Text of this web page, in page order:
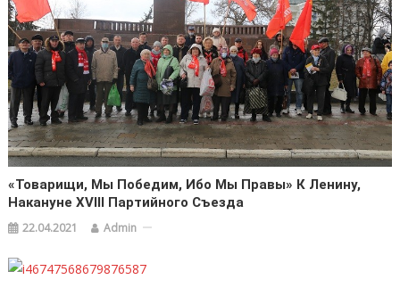
«Товарищи, Мы Победим, Ибо Мы Правы» К Ленину,
Накануне XVIII Партийного Съезда
22.04.2021 Admin